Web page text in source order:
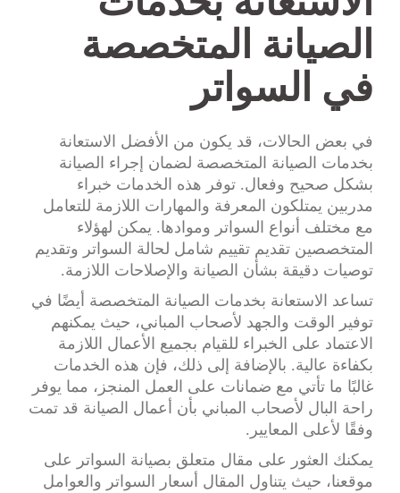
الصيانة المتخصصة
في السواتر
في بعض الحالات، قد يكون من الأفضل الاستعانة
بخدمات الصيانة المتخصصة لضمان إجراء الصيانة
بشكل صحيح وفعال. توفر هذه الخدمات خبراء
مدربين يمتلكون المعرفة والمهارات اللازمة للتعامل
مع مختلف أنواع السواتر وموادها. يمكن لهؤلاء
المتخصصين تقديم تقييم شامل لحالة السواتر وتقديم
توصيات دقيقة بشأن الصيانة والإصلاحات اللازمة.
تساعد الاستعانة بخدمات الصيانة المتخصصة أيضًا في
توفير الوقت والجهد لأصحاب المباني، حيث يمكنهم
الاعتماد على الخبراء للقيام بجميع الأعمال اللازمة
بكفاءة عالية. بالإضافة إلى ذلك، فإن هذه الخدمات
غالبًا ما تأتي مع ضمانات على العمل المنجز، مما يوفر
راحة البال لأصحاب المباني بأن أعمال الصيانة قد تمت
وفقًا لأعلى المعايير.
يمكنك العثور على مقال متعلق بصيانة السواتر على
موقعنا، حيث يتناول المقال أسعار السواتر والعوامل